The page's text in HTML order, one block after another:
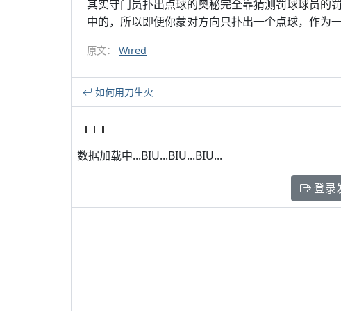
其实守门员扑出点球的奥秘完全靠猜测罚球球员的
中的，所以即便你蒙对方向只扑出一个点球，作为
原文： Wired
如何用刀生火
数据加载中...BIU...BIU...BIU...
登录